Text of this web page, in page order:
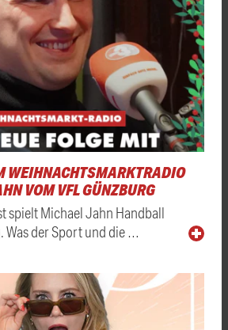
WEIHNACHTSMARKTRADIO
VOM VFL GÜNZBURG
spielt Michael Jahn Handball
Was der Sport und die …